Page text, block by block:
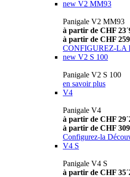
new V2 MM93
Panigale V2 MM93
à partir de CHF
à partir de CHF
CONFIGUREZ-LA
new V2 S 100
Panigale V2 S 100
en savoir plus
V4
Panigale V4
à partir de CHF
à partir de CHF
Configurez-la
V4 S
Panigale V4 S
à partir de CHF